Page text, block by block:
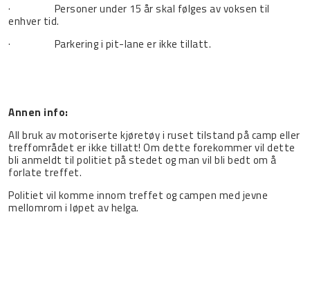
· Personer under 15 år skal følges av voksen til
enhver tid.
· Parkering i pit-lane er ikke tillatt.
Annen info:
All bruk av motoriserte kjøretøy i ruset tilstand på camp eller
treffområdet er ikke tillatt! Om dette forekommer vil dette
bli anmeldt til politiet på stedet og man vil bli bedt om å
forlate treffet.
Politiet vil komme innom treffet og campen med jevne
mellomrom i løpet av helga.